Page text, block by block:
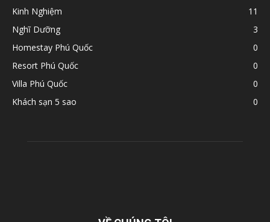
Kinh Nghiệm
11
Nghĩ Dưỡng
3
Homestay Phú Quốc
0
Resort Phú Quốc
0
Villa Phú Quốc
0
Khách sạn 5 sao
0